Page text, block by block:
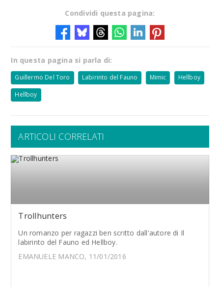
Condividi questa pagina:
In questa pagina si parla di:
Guillermo Del Toro Labirinto del Fauno Mimic Hellboy
Hellboy
ARTICOLI CORRELATI
Trollhunters
Un romanzo per ragazzi ben scritto dall'autore di Il
labirinto del Fauno ed Hellboy.
EMANUELE MANCO, 11/01/2016